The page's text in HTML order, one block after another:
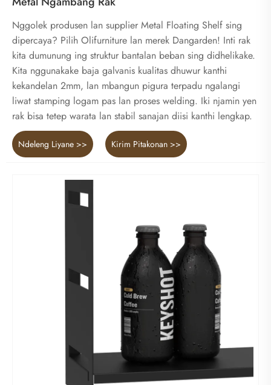
Nggolek produsen lan supplier Metal Floating Shelf sing
dipercaya? Pilih Olifurniture lan merek Dangarden! Inti rak
kita dumunung ing struktur bantalan beban sing didhelikake.
Kita nggunakake baja galvanis kualitas dhuwur kanthi
kekandelan 2mm, lan mbangun pigura terpadu ngalangi
liwat stamping logam pas lan proses welding. Iki njamin yen
rak bisa tetep warata lan stabil sanajan diisi kanthi lengkap.
Ndeleng Liyane >> Kirim Pitakonan >>